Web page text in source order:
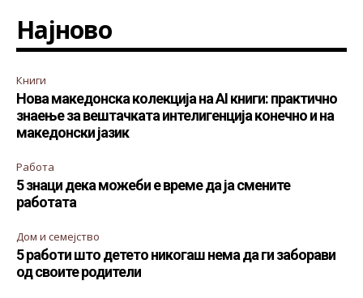
Најново
Книги
Нова македонска колекција на AI книги: практично
знаење за вештачката интелигенција конечно и на
македонски јазик
Работа
5 знаци дека можеби е време да ја смените
работата
Дом и семејство
5 работи што детето никогаш нема да ги заборави
од своите родители